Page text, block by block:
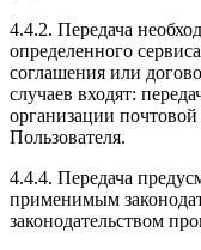
4.4.2. Передача
определенного
соглашения или
случаев входят:
организации почтовой
Пользователя.
4.4.4. Передача
применимым
законодательством